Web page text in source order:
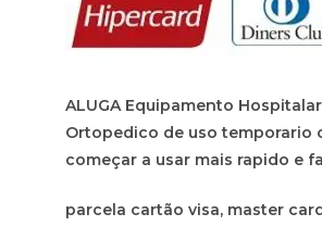
ALUGA Equipamento
Ortopedico de uso temporario
começar a usar mais rapido e
parcela cartão visa, master